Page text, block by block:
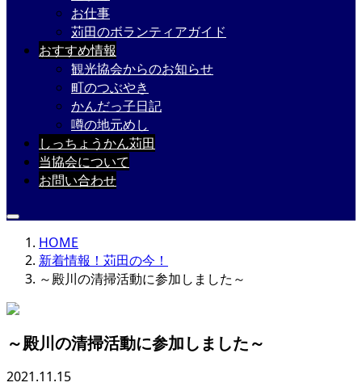
お仕事
苅田のボランティアガイド
おすすめ情報
観光協会からのお知らせ
町のつぶやき
かんだっ子日記
噂の地元めし
しっちょうかん苅田
当協会について
お問い合わせ
HOME
新着情報！苅田の今！
～殿川の清掃活動に参加しました～
～殿川の清掃活動に参加しました～
2021.11.15